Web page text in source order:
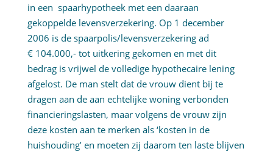
in een spaarhypotheek met een daaraan
gekoppelde levensverzekering. Op 1 december
2006 is de spaarpolis/levensverzekering ad
€ 104.000,- tot uitkering gekomen en met dit
bedrag is vrijwel de volledige hypothecaire lening
afgelost. De man stelt dat de vrouw dient bij te
dragen aan de aan echtelijke woning verbonden
financieringslasten, maar volgens de vrouw zijn
deze kosten aan te merken als ‘kosten in de
huishouding’ en moeten zij daarom ten laste blijven